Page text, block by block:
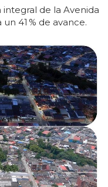
de la Avenida
41 % de avance.